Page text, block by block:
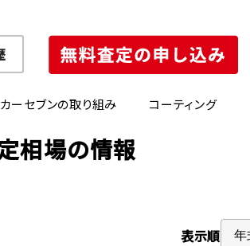
カーセブンの取り組み コーティング
相場の情報
表示順